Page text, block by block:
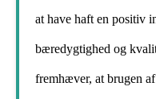
at have haft en positiv
bæredygtighed og
fremhæver, at brugen